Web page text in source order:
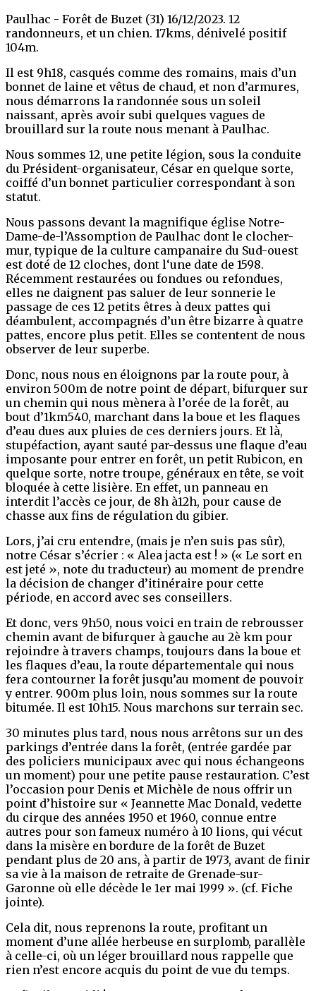
Paulhac - Forêt de Buzet (31) 16/12/2023. 12
randonneurs, et un chien. 17kms, dénivelé positif
104m.
Il est 9h18, casqués comme des romains, mais d’un
bonnet de laine et vêtus de chaud, et non d’armures,
nous démarrons la randonnée sous un soleil
naissant, après avoir subi quelques vagues de
brouillard sur la route nous menant à Paulhac.
Nous sommes 12, une petite légion, sous la conduite
du Président-organisateur, César en quelque sorte,
coiffé d’un bonnet particulier correspondant à son
statut.
Nous passons devant la magnifique église Notre-
Dame-de-l’Assomption de Paulhac dont le clocher-
mur, typique de la culture campanaire du Sud-ouest
est doté de 12 cloches, dont l‘une date de 1598.
Récemment restaurées ou fondues ou refondues,
elles ne daignent pas saluer de leur sonnerie le
passage de ces 12 petits êtres à deux pattes qui
déambulent, accompagnés d’un être bizarre à quatre
pattes, encore plus petit. Elles se contentent de nous
observer de leur superbe.
Donc, nous nous en éloignons par la route pour, à
environ 500m de notre point de départ, bifurquer sur
un chemin qui nous mènera à l’orée de la forêt, au
bout d’1km540, marchant dans la boue et les flaques
d’eau dues aux pluies de ces derniers jours. Et là,
stupéfaction, ayant sauté par-dessus une flaque d’eau
imposante pour entrer en forêt, un petit Rubicon, en
quelque sorte, notre troupe, généraux en tête, se voit
bloquée à cette lisière. En effet, un panneau en
interdit l’accès ce jour, de 8h à12h, pour cause de
chasse aux fins de régulation du gibier.
Lors, j’ai cru entendre, (mais je n’en suis pas sûr),
notre César s’écrier : « Alea jacta est ! » (« Le sort en
est jeté », note du traducteur) au moment de prendre
la décision de changer d’itinéraire pour cette
période, en accord avec ses conseillers.
Et donc, vers 9h50, nous voici en train de rebrousser
chemin avant de bifurquer à gauche au 2è km pour
rejoindre à travers champs, toujours dans la boue et
les flaques d’eau, la route départementale qui nous
fera contourner la forêt jusqu’au moment de pouvoir
y entrer. 900m plus loin, nous sommes sur la route
bitumée. Il est 10h15. Nous marchons sur terrain sec.
30 minutes plus tard, nous nous arrêtons sur un des
parkings d’entrée dans la forêt, (entrée gardée par
des policiers municipaux avec qui nous échangeons
un moment) pour une petite pause restauration. C’est
l’occasion pour Denis et Michèle de nous offrir un
point d’histoire sur « Jeannette Mac Donald, vedette
du cirque des années 1950 et 1960, connue entre
autres pour son fameux numéro à 10 lions, qui vécut
dans la misère en bordure de la forêt de Buzet
pendant plus de 20 ans, à partir de 1973, avant de finir
sa vie à la maison de retraite de Grenade-sur-
Garonne où elle décède le 1er mai 1999 ». (cf. Fiche
jointe).
Cela dit, nous reprenons la route, profitant un
moment d’une allée herbeuse en surplomb, parallèle
à celle-ci, où un léger brouillard nous rappelle que
rien n’est encore acquis du point de vue du temps.